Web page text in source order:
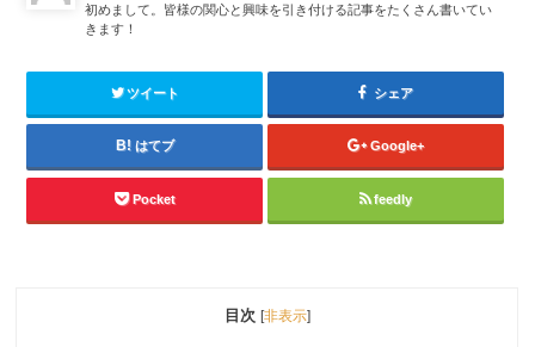
初めまして。皆様の関心と興味を引き付ける記事をたくさん書いてい
きます！
ツイート シェア
はてブ Google+
Pocket feedly
目次 [非表示]